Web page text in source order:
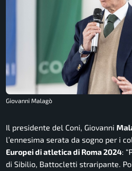
Giovanni Malagò
Il presidente del Coni, Giovanni
l’ennesima serata da sogno per i
Europei di atletica di Roma 2024: “
di Sibilio, Battocletti straripante.